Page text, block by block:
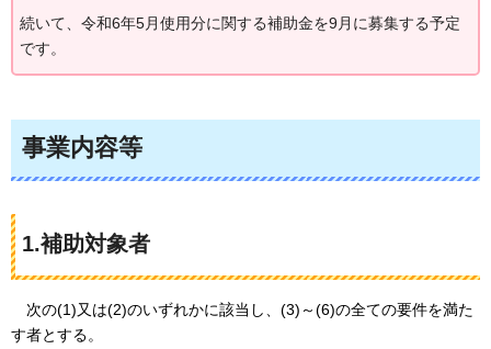
続いて、令和6年5月使用分に関する補助金を9月に募集する予定
です。
事業内容等
1.補助対象者
次の(1)又は(2)のいずれかに該当し、(3)～(6)の全ての要件を満た
す者とする。